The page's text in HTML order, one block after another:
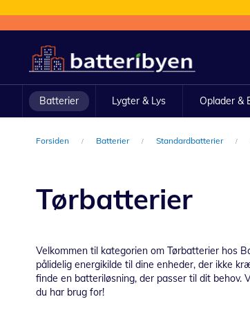
to
Content
Batterier Lygter & Lys Oplader &
Forsiden Batterier Standardbatterier
Tørbatterier
Velkommen til kategorien om Tørbatterier hos
pålidelig energikilde til dine enheder, der ikke
finde en batteriløsning, der passer til dit behov.
du har brug for!